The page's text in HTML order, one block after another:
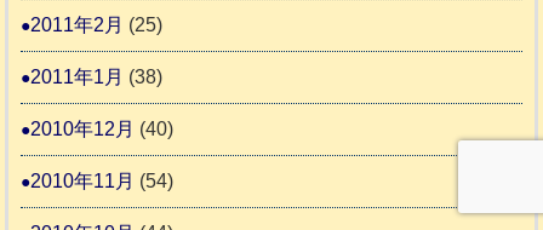
2011年2月 (25)
2011年1月 (38)
2010年12月 (40)
2010年11月 (54)